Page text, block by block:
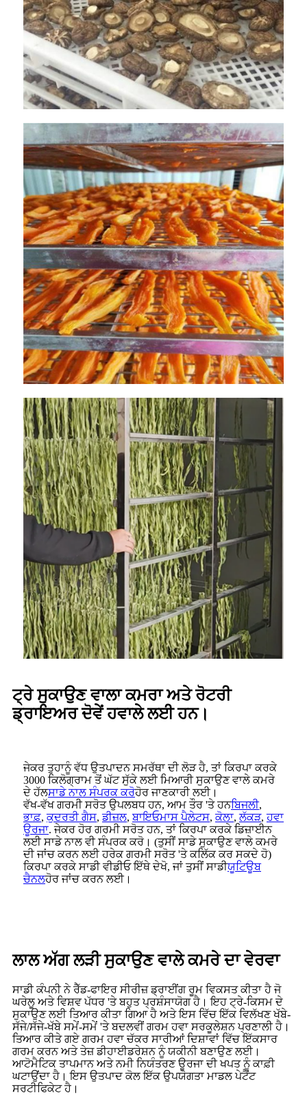
ਟ੍ਰੇ ਸੁਕਾਉਣ ਵਾਲਾ ਕਮਰਾ ਅਤੇ ਰੋਟਰੀ
ਡ੍ਰਾਇਅਰ ਦੋਵੇਂ ਹਵਾਲੇ ਲਈ ਹਨ।
ਜੇਕਰ ਤੁਹਾਨੂੰ ਵੱਧ ਉਤਪਾਦਨ ਸਮਰੱਥਾ ਦੀ ਲੋੜ ਹੈ, ਤਾਂ ਕਿਰਪਾ ਕਰਕੇ
3000 ਕਿਲੋਗ੍ਰਾਮ ਤੋਂ ਘੱਟ ਸੁੱਕੇ ਲਈ ਮਿਆਰੀ ਸੁਕਾਉਣ ਵਾਲੇ ਕਮਰੇ
ਦੇ ਹੱਲਸਾਡੇ ਨਾਲ ਸੰਪਰਕ ਕਰੋਹੋਰ ਜਾਣਕਾਰੀ ਲਈ।
ਵੱਖ-ਵੱਖ ਗਰਮੀ ਸਰੋਤ ਉਪਲਬਧ ਹਨ, ਆਮ ਤੌਰ 'ਤੇ ਹਨਬਿਜਲੀ,
ਭਾਫ਼,ਕੁਦਰਤੀ ਗੈਸ,ਡੀਜ਼ਲ,ਬਾਇਓਮਾਸ ਪੈਲੇਟਸ,ਕੋਲਾ,ਲੱਕੜ,ਹਵਾ
ਊਰਜਾ. ਜੇਕਰ ਹੋਰ ਗਰਮੀ ਸਰੋਤ ਹਨ, ਤਾਂ ਕਿਰਪਾ ਕਰਕੇ ਡਿਜ਼ਾਈਨ
ਲਈ ਸਾਡੇ ਨਾਲ ਵੀ ਸੰਪਰਕ ਕਰੋ। (ਤੁਸੀਂ ਸਾਡੇ ਸੁਕਾਉਣ ਵਾਲੇ ਕਮਰੇ
ਦੀ ਜਾਂਚ ਕਰਨ ਲਈ ਹਰੇਕ ਗਰਮੀ ਸਰੋਤ 'ਤੇ ਕਲਿੱਕ ਕਰ ਸਕਦੇ ਹੋ)
ਕਿਰਪਾ ਕਰਕੇ ਸਾਡੀ ਵੀਡੀਓ ਇੱਥੇ ਦੇਖੋ, ਜਾਂ ਤੁਸੀਂ ਸਾਡੀਯੂਟਿਊਬ
ਚੈਨਲਹੋਰ ਜਾਂਚ ਕਰਨ ਲਈ।
ਲਾਲ ਅੱਗ ਲੜੀ ਸੁਕਾਉਣ ਵਾਲੇ ਕਮਰੇ ਦਾ ਵੇਰਵਾ
ਸਾਡੀ ਕੰਪਨੀ ਨੇ ਰੈੱਡ-ਫਾਇਰ ਸੀਰੀਜ਼ ਡ੍ਰਾਈਂਗ ਰੂਮ ਵਿਕਸਤ ਕੀਤਾ ਹੈ ਜੋ
ਘਰੇਲੂ ਅਤੇ ਵਿਸ਼ਵ ਪੱਧਰ 'ਤੇ ਬਹੁਤ ਪ੍ਰਸ਼ੰਸਾਯੋਗ ਹੈ। ਇਹ ਟ੍ਰੇ-ਕਿਸਮ ਦੇ
ਸੁਕਾਉਣ ਲਈ ਤਿਆਰ ਕੀਤਾ ਗਿਆ ਹੈ ਅਤੇ ਇਸ ਵਿੱਚ ਇੱਕ ਵਿਲੱਖਣ ਖੱਬੇ-
ਸੱਜੇ/ਸੱਜੇ-ਖੱਬੇ ਸਮੇਂ-ਸਮੇਂ 'ਤੇ ਬਦਲਵੀਂ ਗਰਮ ਹਵਾ ਸਰਕੂਲੇਸ਼ਨ ਪ੍ਰਣਾਲੀ ਹੈ।
ਤਿਆਰ ਕੀਤੇ ਗਏ ਗਰਮ ਹਵਾ ਚੱਕਰ ਸਾਰੀਆਂ ਦਿਸ਼ਾਵਾਂ ਵਿੱਚ ਇੱਕਸਾਰ
ਗਰਮ ਕਰਨ ਅਤੇ ਤੇਜ਼ ਡੀਹਾਈਡਰੇਸ਼ਨ ਨੂੰ ਯਕੀਨੀ ਬਣਾਉਣ ਲਈ।
ਆਟੋਮੈਟਿਕ ਤਾਪਮਾਨ ਅਤੇ ਨਮੀ ਨਿਯੰਤਰਣ ਊਰਜਾ ਦੀ ਖਪਤ ਨੂੰ ਕਾਫ਼ੀ
ਘਟਾਉਂਦਾ ਹੈ। ਇਸ ਉਤਪਾਦ ਕੋਲ ਇੱਕ ਉਪਯੋਗਤਾ ਮਾਡਲ ਪੇਟੈਂਟ
ਸਰਟੀਫਿਕੇਟ ਹੈ।